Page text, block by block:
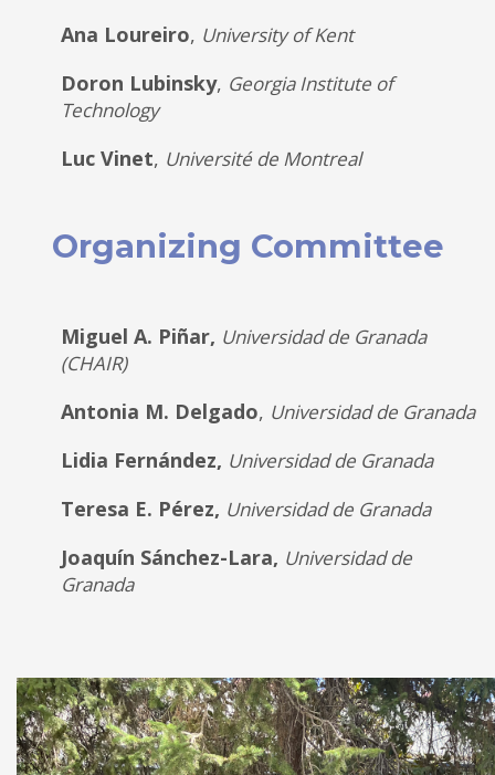
Ana Loureiro, University of Kent
Doron Lubinsky, Georgia Institute of
Technology
Luc Vinet, Université de Montreal
Organizing Committee
Miguel A. Piñar, Universidad de Granada
(CHAIR)
Antonia M. Delgado, Universidad de Granada
Lidia Fernández, Universidad de Granada
Teresa E. Pérez, Universidad de Granada
Joaquín Sánchez-Lara, Universidad de
Granada